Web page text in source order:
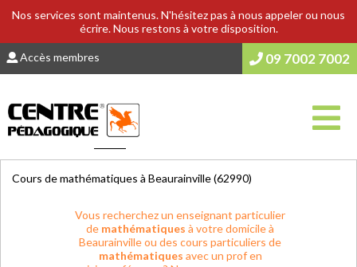
Nos services sont maintenus. N'hésitez pas à nous appeler ou nous
écrire. Nous restons à votre disposition.
Accès membres 09 7002 7002
Cours de mathématiques à Beaurainville (62990)
Vous recherchez un enseignant particulier
de mathématiques à votre domicile à
Beaurainville ou des cours particuliers de
mathématiques avec un prof en